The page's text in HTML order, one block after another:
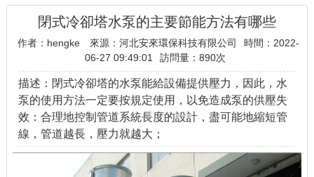
閉式冷卻塔水泵的主要節能方法有哪些
作者：hengke 來源：河北安來環保科技有限公司
時間：2022-
06-27 09:49:01
訪問量： 890次
描述：閉式冷卻塔的水泵能給設備提供壓力，因此，水
泵的使用方法一定要按規定使用，以免造成泵的供壓失
效：合理地控制管道系統長度的設計，盡可能地縮短管
線，管道越長，壓力就越大；